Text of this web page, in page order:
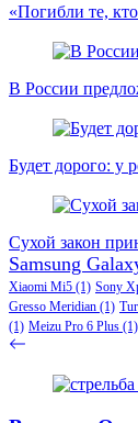
«Погибли те,
В России
Будет дорого: у
Сухой закон
Samsung
Xiaomi Mi5 (1) Sony
Gresso Meridian (1)
(1) Meizu Pro 6 Plus (1)